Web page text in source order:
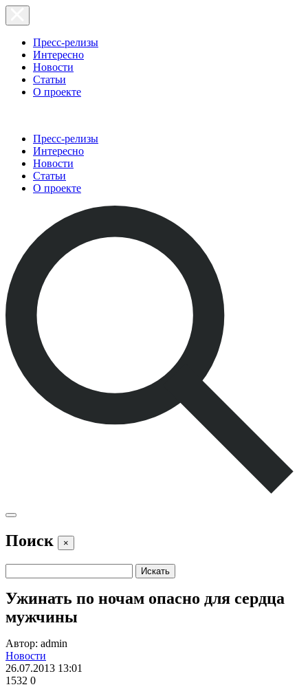
Пресс-релизы
Интересно
Новости
Статьи
О проекте
Пресс-релизы
Интересно
Новости
Статьи
О проекте
Поиск ×
Ужинать по ночам опасно для сердца
мужчины
Автор: admin
Новости
26.07.2013 13:01
1532 0